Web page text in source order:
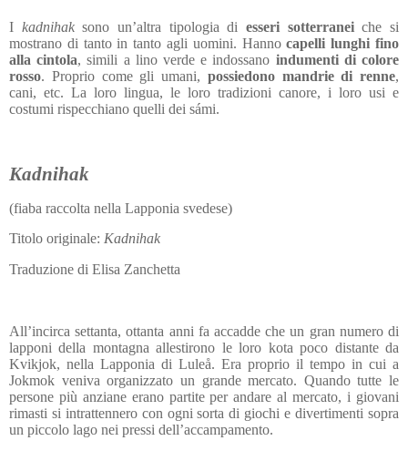
I kadnihaksono un’altra tipologia diesseri sotterraneiche si
mostrano di tanto in tanto agli uomini. Hannocapelli lunghi fino
alla cintola, simili a lino verde e indossano indumenti di colore
rosso. Proprio come gli umani, possiedono mandrie di renne,
cani, etc. La loro lingua, le loro tradizioni canore, i loro usi e
costumi rispecchiano quelli dei sámi.
Kadnihak
(fiaba raccolta nella Lapponia svedese)
Titolo originale: Kadnihak
Traduzione di Elisa Zanchetta
All’incirca settanta, ottanta anni fa accadde che un gran numero di
lapponi della montagna allestirono le loro kota poco distante da
Kvikjok, nella Lapponia di Luleå. Era proprio il tempo in cui a
Jokmok veniva organizzato un grande mercato. Quando tutte le
persone più anziane erano partite per andare al mercato, i giovani
rimasti si intrattennero con ogni sorta di giochi e divertimenti sopra
un piccolo lago nei pressi dell’accampamento.